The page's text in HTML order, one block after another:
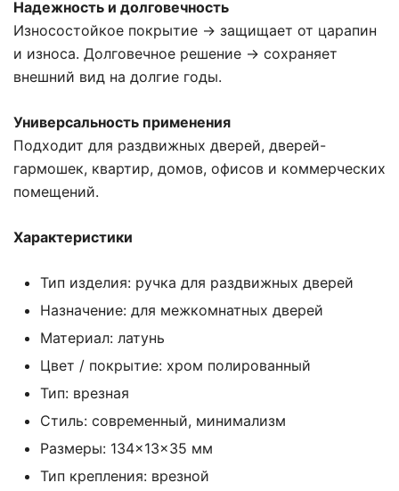
Надежность и долговечность
Износостойкое покрытие → защищает от царапин
и износа. Долговечное решение → сохраняет
внешний вид на долгие годы.
Универсальность применения
Подходит для раздвижных дверей, дверей-
гармошек, квартир, домов, офисов и коммерческих
помещений.
Характеристики
Тип изделия: ручка для раздвижных дверей
Назначение: для межкомнатных дверей
Материал: латунь
Цвет / покрытие: хром полированный
Тип: врезная
Стиль: современный, минимализм
Размеры: 134×13×35 мм
Тип крепления: врезной